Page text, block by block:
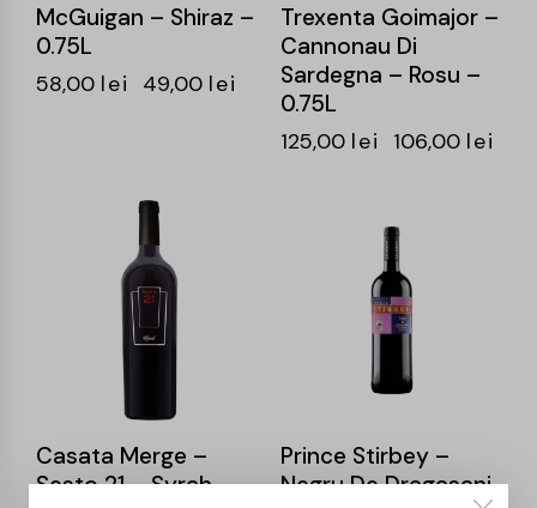
McGuigan – Shiraz –
0.75L
58,00 lei 49,00 lei
Trexenta Goimajor –
Cannonau Di
Sardegna – Rosu –
0.75L
125,00 lei 106,00 lei
Casata Merge –
Sesto 21 – Syrah –
Prince Stirbey –
Negru De Dragasani